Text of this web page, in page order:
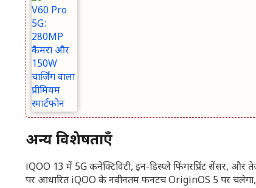
अन्य विशेषताएँ
iQOO 13 में 5G कनेक्टिविटी, इन-डिस्प्ले फिंगरप्रिंट सेंसर, और
पर आधारित iQOO के नवीनतम फनटच OriginOS 5 पर चलेगा,